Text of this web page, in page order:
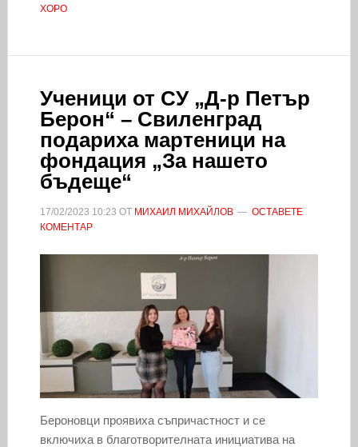
ХОРО
Ученици от СУ „Д-р Петър
Берон“ – Свиленград
подариха мартеници на
фондация „За нашето
бъдеще“
17/02/2023 10:23 ОТ МИХАИЛ МИХАЙЛОВ
ОСТАВЕТЕ
КОМЕНТАР
Бероновци проявиха съпричастност и се
включиха в благотворителната инициатива на